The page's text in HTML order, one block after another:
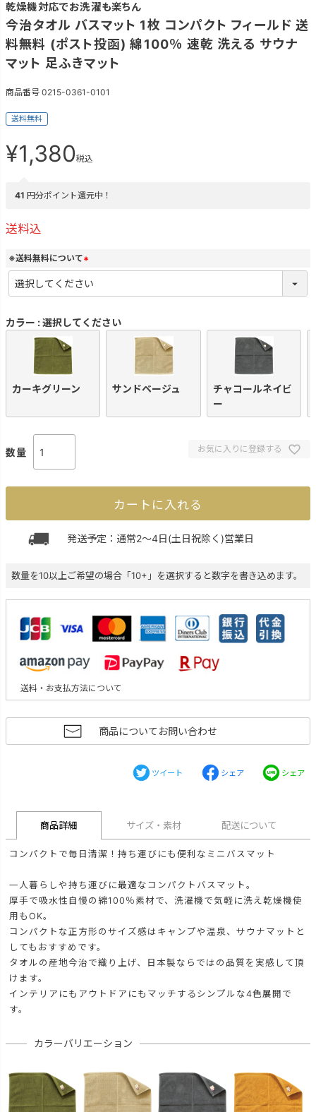
乾燥機対応でお洗濯も楽ちん
今治タオル バスマット 1枚 コンパクト フィールド 送
料無料 (ポスト投函) 綿100％ 速乾 洗える サウナ
マット 足ふきマット
商品番号 0215-0361-0101
送料無料
¥1,380税込
41 円分ポイント還元中！
送料込
※送料無料について
(
必
須
カラー 選択してください
カーキグリーン サンドベージュ
チャコールネイビ
ー
お気に入りに登録する
カートに入れる
発送予定：通常2～4日(土日祝除く)営業日
数量を10以上ご希望の場合「10+」を選択すると数字を書き込めます。
送料・お支払方法について
商品についてお問い合わせ
ツイート シェア シェア
商品詳細 サイズ・素材 配送について
コンパクトで毎日清潔！持ち運びにも便利なミニバスマット
一人暮らしや持ち運びに最適なコンパクトバスマット。
厚手で吸水性自慢の綿100％素材で、洗濯機で気軽に洗え乾燥機使
用もOK。
コンパクトな正方形のサイズ感はキャンプや温泉、サウナマットと
してもおすすめです。
タオルの産地今治で織り上げ、日本製ならではの品質を実感して頂
けます。
インテリアにもアウトドアにもマッチするシンプルな4色展開で
す。
カラーバリエーション